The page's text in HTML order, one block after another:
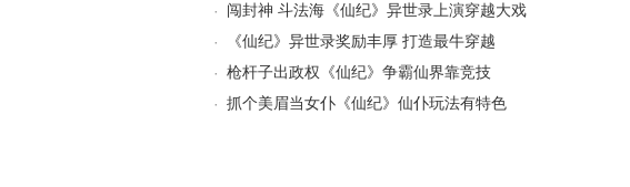
·
闯封神 斗法海《仙纪》异世录上演穿越大戏
·
《仙纪》异世录奖励丰厚 打造最牛穿越
· 枪杆子出政权《仙纪》争霸仙界靠竞技
· 抓个美眉当女仆《仙纪》仙仆玩法有特色